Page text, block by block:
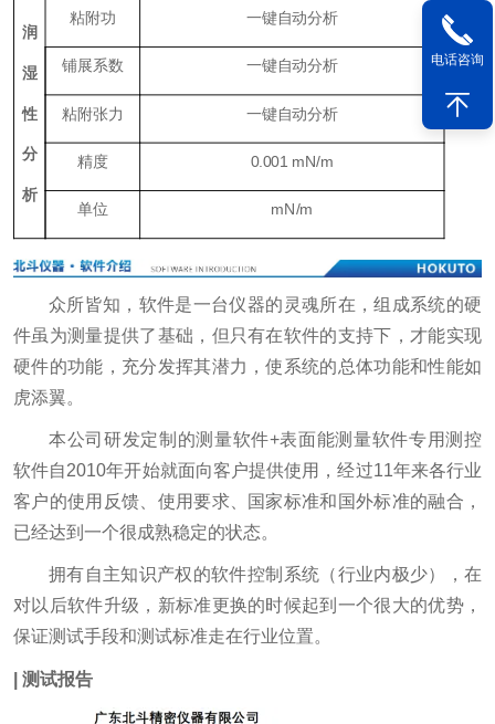
润
湿
性
分
析
粘附功 一键自动分析
铺展系数 一键自动分析
粘附张力 一键自动分析
精度 0.001 mN/m
单位 mN/m
众所皆知，软件是一台仪器的灵魂所在，组成系统的硬
件虽为测量提供了基础，但只有在软件的支持下，才能实现
硬件的功能，充分发挥其潜力，使系统的总体功能和性能如
虎添翼。
本公司研发定制的测量软件+表面能测量软件专用测控
软件自2010年开始就面向客户提供使用，经过11年来各行业
客户的使用反馈、使用要求、国家标准和国外标准的融合，
已经达到一个很成熟稳定的状态。
拥有自主知识产权的软件控制系统（行业内极少），在
对以后软件升级，新标准更换的时候起到一个很大的优势，
保证测试手段和测试标准走在行业位置。
| 测试报告
电话咨询